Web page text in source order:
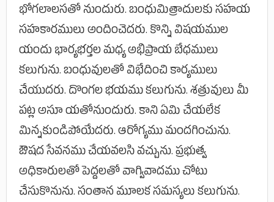
భోగలాలసతో నుందురు. బంధుమిత్రాదులకు సహయ
సహకారములు అందించెదరు. కొన్ని విషయముల
యందు భార్యభర్తల మధ్య అభిప్రాయ బేధములు
కలుగును. బంధువులతో విభేదించి కార్యములు
చేయుదరు. దొంగల భయము కలుగును. శత్రువులు మీ
పట్ల అసూ యతోనుందురు. కాని ఏమి చేయలేక
మిన్నకుండిపోయేదరు. ఆరోగ్యము మందగించును.
ఔషద సేవనము చేయవలసి వచ్చును. ప్రభుత్వ
అధికారులతో పెద్దలతో వాగ్వివాదము చోటు
చేసుకొనును. సంతాన మూలక సమస్యలు కలుగును.